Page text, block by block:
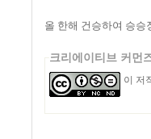
올 한해 건승하여 승승
크리에이티브 커먼
이 저